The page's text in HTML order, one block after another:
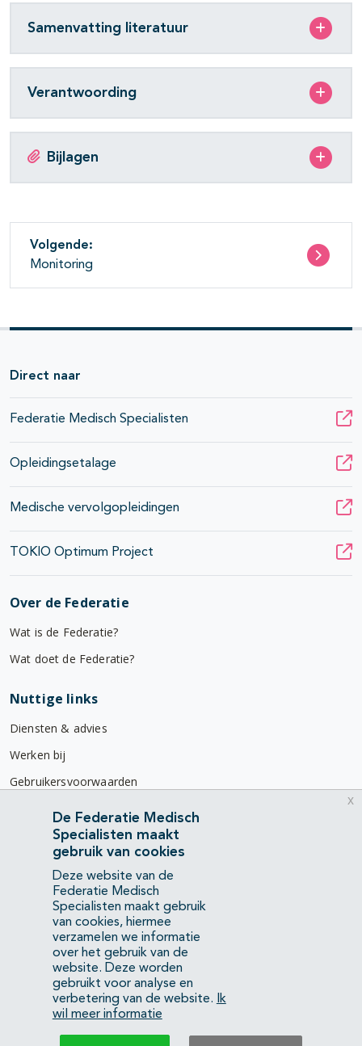
Samenvatting literatuur
Verantwoording
Bijlagen
Volgende:
Monitoring
Direct naar
Federatie Medisch Specialisten
Opleidingsetalage
Medische vervolgopleidingen
TOKIO Optimum Project
Over de Federatie
Wat is de Federatie?
Wat doet de Federatie?
Nuttige links
Diensten & advies
Werken bij
Gebruikersvoorwaarden
Privacyverklaring
Contact
Mercatorlaan 1200
3528 BL Utrecht
(088) 505 34 34
info@richtlijnendatabase.nl
YouTubeLinkedIn
De Federatie Medisch
Specialisten maakt
gebruik van cookies
Deze website van de
Federatie Medisch
Specialisten maakt gebruik
van cookies, hiermee
verzamelen we informatie
over het gebruik van de
website. Deze worden
gebruikt voor analyse en
verbetering van de website.
Ik
wil meer informatie
x